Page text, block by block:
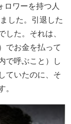
ワーを持つ人
した。引退した
た。それは、
でお金を払って
で呼ぶこと）し
ていたのに、そ